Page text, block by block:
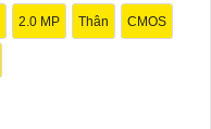
2.0 MP Thân CMOS